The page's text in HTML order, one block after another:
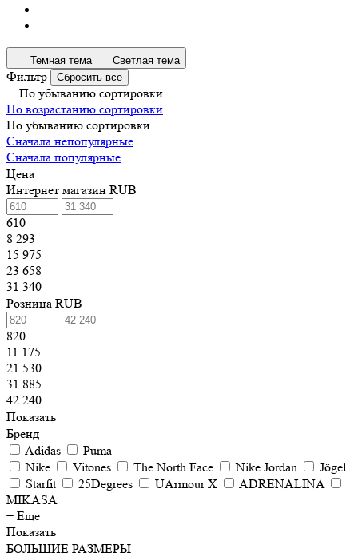
Темная тема Светлая тема
Фильтр Сбросить все
По убыванию сортировки
По возрастанию сортировки
По убыванию сортировки
Сначала непопулярные
Сначала популярные
Цена
Интернет магазин RUB
610
8 293
15 975
23 658
31 340
Розница RUB
820
11 175
21 530
31 885
42 240
Показать
Бренд
Adidas
Puma
Nike
Vitones The North Face Nike Jordan
Jögel
Starfit
25Degrees UArmour X
ADRENALINA
MIKASA
+ Еще
Показать
БОЛЬШИЕ РАЗМЕРЫ